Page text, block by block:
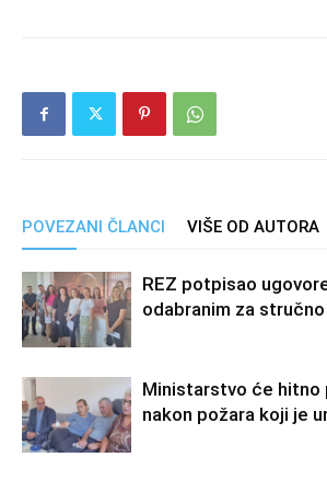
POVEZANI ČLANCI VIŠE OD AUTORA
REZ potpisao
odabranim za
Ministarstvo će hitno
nakon požara koji je